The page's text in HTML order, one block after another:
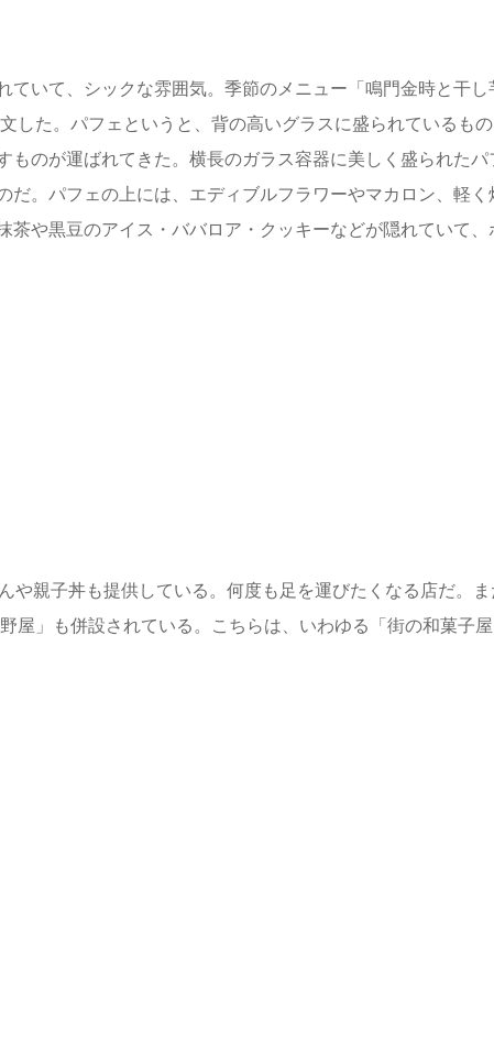
ていて、シックな雰囲気。季節のメニュー「鳴門金時と干し
した。パフェというと、背の高いグラスに盛られているも
ものが運ばれてきた。横長のガラス容器に美しく盛られたパ
だ。パフェの上には、エディブルフラワーやマカロン、軽く
茶や黒豆のアイス・ババロア・クッキーなどが隠れていて、
や親子丼も提供している。何度も足を運びたくなる店だ。ま
屋」も併設されている。こちらは、いわゆる「街の和菓子